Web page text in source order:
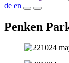
de en
Penken